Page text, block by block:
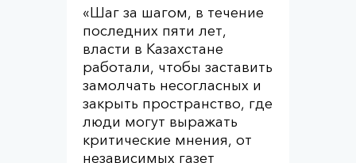
«Шаг за шагом, в течение
последних пяти лет,
власти в Казахстане
работали, чтобы заставить
замолчать несогласных и
закрыть пространство, где
люди могут выражать
критические мнения, от
независимых газет